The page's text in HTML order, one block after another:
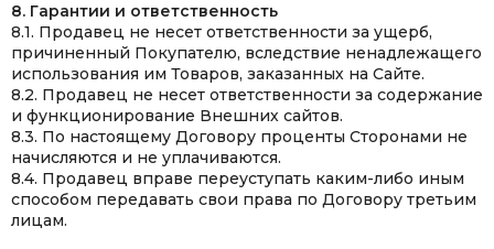
8. Гарантии и ответственность
8.1. Продавец не несет ответственности за ущерб,
причиненный Покупателю, вследствие ненадлежащего
использования им Товаров, заказанных на Сайте.
8.2. Продавец не несет ответственности за содержание
и функционирование Внешних сайтов.
8.3. По настоящему Договору проценты Сторонами не
начисляются и не уплачиваются.
8.4. Продавец вправе переуступать каким-либо иным
способом передавать свои права по Договору третьим
лицам.